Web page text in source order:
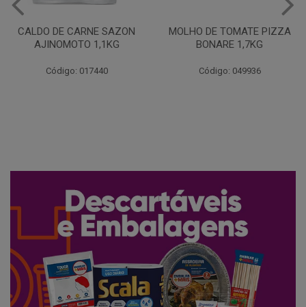
MOLHO DE TOMATE PIZZA
BONARE 1,7KG
Código: 049936
MARGARINA USO
PROFISSIONAL 80% CUKIN
Código: 062469